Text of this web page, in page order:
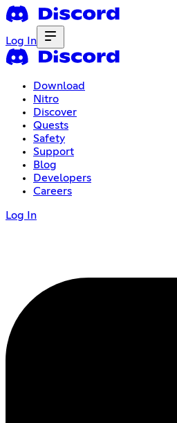
Log In
Download
Nitro
Discover
Quests
Safety
Support
Blog
Developers
Careers
Log In